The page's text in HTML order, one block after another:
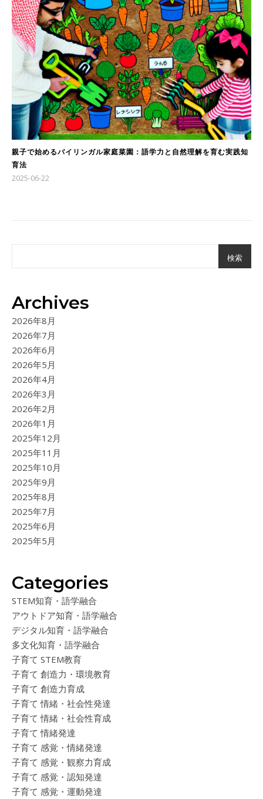
親子で始めるバイリンガル家庭菜園：語学力と自然理解を育む実践知
育法
2025-06-22
検索
Archives
2026年8月
2026年7月
2026年6月
2026年5月
2026年4月
2026年3月
2026年2月
2026年1月
2025年12月
2025年11月
2025年10月
2025年9月
2025年8月
2025年7月
2025年6月
2025年5月
Categories
STEM知育・語学融合
アウトドア知育・語学融合
デジタル知育・語学融合
多文化知育・語学融合
子育て STEM教育
子育て 創造力・環境教育
子育て 創造力育成
子育て 情緒・社会性発達
子育て 情緒・社会性育成
子育て 情緒発達
子育て 感覚・情緒発達
子育て 感覚・観察力育成
子育て 感覚・認知発達
子育て 感覚・運動発達